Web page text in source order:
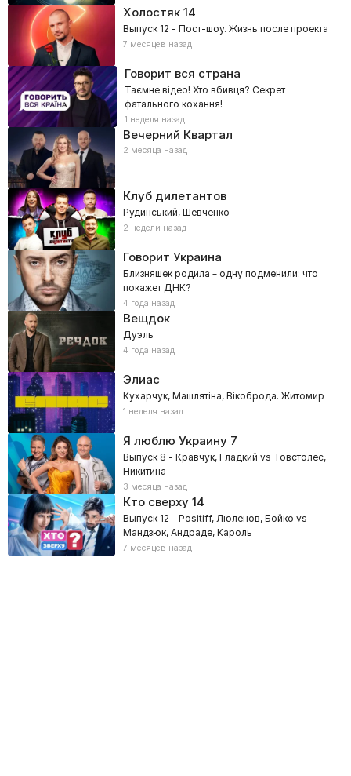
Холостяк14
Выпуск 12 - Пост-шоу. Жизнь после проекта
7 месяцев назад
Говорит вся страна
Таємне відео! Хто вбивця? Секрет
фатального кохання!
1 неделя назад
Вечерний Квартал
2 месяца назад
Клуб дилетантов
Рудинський, Шевченко
2 недели назад
Говорит Украина
Близняшек родила – одну подменили: что
покажет ДНК?
4 года назад
Вещдок
Дуэль
4 года назад
Элиас
Кухарчук, Машлятіна, Вікоброда. Житомир
1 неделя назад
Я люблю Украину7
Выпуск 8 - Кравчук, Гладкий vs Товстолес,
Никитина
3 месяца назад
Кто сверху14
Выпуск 12 - Positiff, Люленов, Бойко vs
Мандзюк, Андраде, Кароль
7 месяцев назад